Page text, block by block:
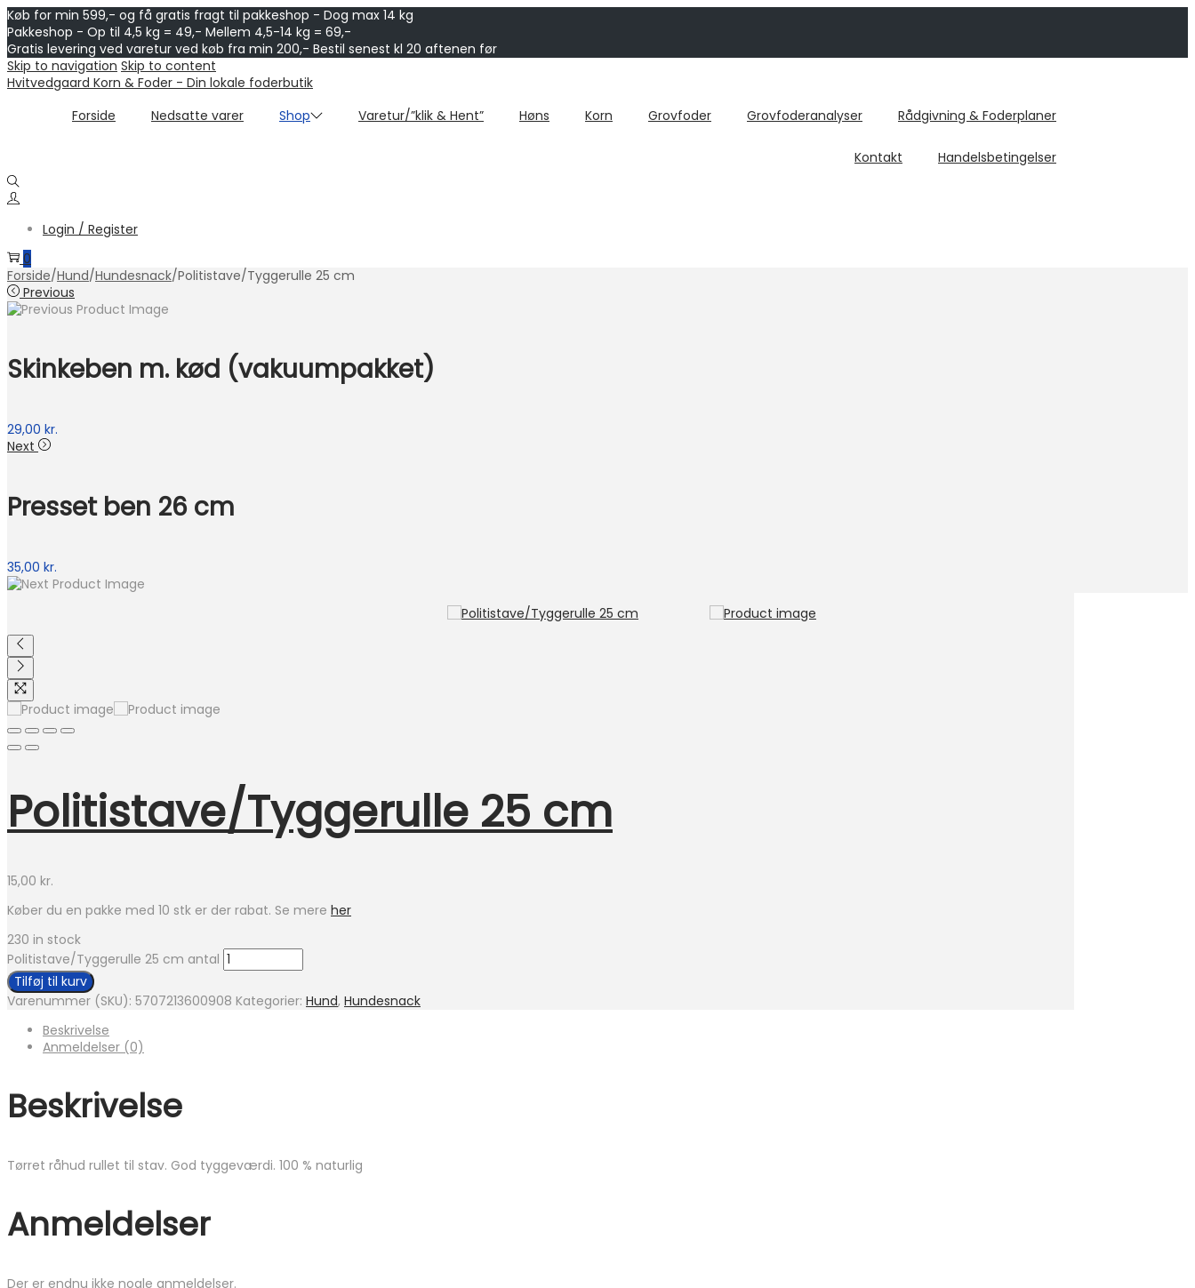
Køb for min 599,- og få gratis fragt til pakkeshop - Dog max 14 kg
Pakkeshop - Op til 4,5 kg = 49,- Mellem 4,5-14 kg = 69,-
Gratis levering ved varetur ved køb fra min 200,- Bestil senest kl 20 aftenen før
Skip to navigation Skip to content
Hvitvedgaard Korn & Foder - Din lokale foderbutik
Forside
Nedsatte varer Shop Varetur/”klik & Hent” Høns Korn Grovfoder Grovfoderanalyser Rådgivning & Foderplaner
Kontakt Handelsbetingelser
Login / Register
0
Forside/Hund/Hundesnack/Politistave/Tyggerulle 25 cm
Previous
Skinkeben m. kød (vakuumpakket)
29,00 kr.
Next
Presset ben 26 cm
35,00 kr.
Politistave/Tyggerulle 25 cm
15,00 kr.
Køber du en pakke med 10 stk er der rabat. Se mere her
230 in stock
Politistave/Tyggerulle 25 cm antal
Tilføj til kurv
Varenummer (SKU): 5707213600908 Kategorier: Hund, Hundesnack
Beskrivelse
Anmeldelser (0)
Beskrivelse
Tørret råhud rullet til stav. God tyggeværdi. 100 % naturlig
Anmeldelser
Der er endnu ikke nogle anmeldelser.